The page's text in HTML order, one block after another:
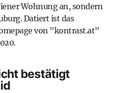
Wohnung an, sondern
Datiert ist das
von "kontrast.at"
bestätigt